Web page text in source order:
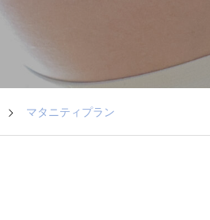
マタニティプラン